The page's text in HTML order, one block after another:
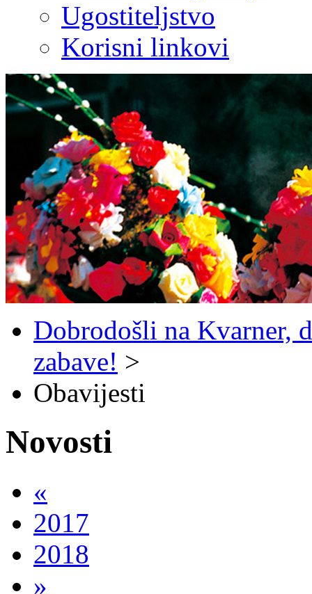
Ugostiteljstvo
Korisni linkovi
Dobrodošli na Kvarner,
zabave! >
Obavijesti
Novosti
«
2017
2018
»